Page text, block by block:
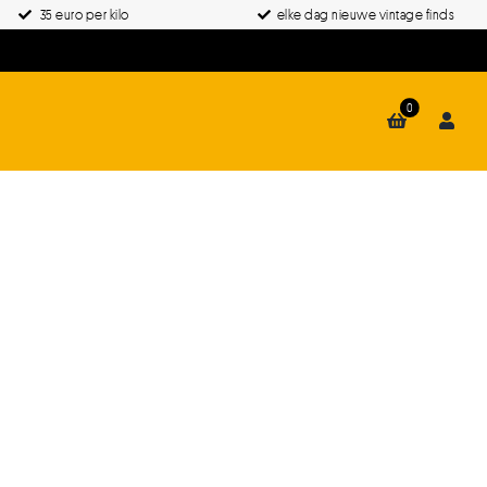
35 euro per kilo elke dag nieuwe vintage finds
0